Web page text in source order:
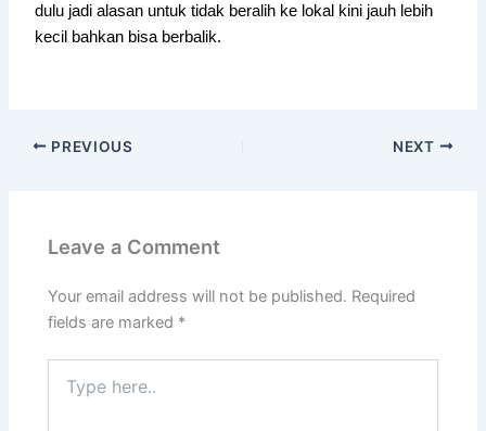
dulu jadi alasan untuk tidak beralih ke lokal kini jauh lebih
kecil bahkan bisa berbalik.
PREVIOUS NEXT
Leave a Comment
Your email address will not be published. Required
fields are marked *
here..